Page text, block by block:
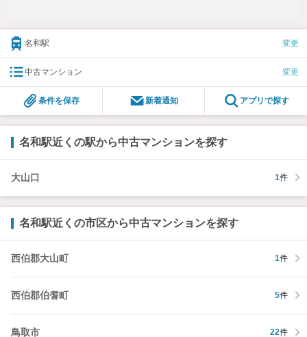
名和駅 変更
中古マンション 変更
条件を保存 新着通知 アプリで探す
名和駅近くの駅から中古マンションを探す
大山口 1件
名和駅近くの市区から中古マンションを探す
西伯郡大山町 1件
西伯郡伯耆町 5件
鳥取市 22件